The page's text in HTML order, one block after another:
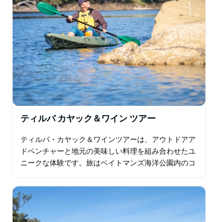
鮮やかな夕日を眺めた後は、湖畔で夕食をお楽しみくだ
さい。地元産のティルバチーズ、クラッカー、フルー
ツ、温かい飲み物が盛り合わせで提供されます。日が暮
れると、水中ライトが湖の夜行性を照らし、冒険は続き
ます。エビ、クラゲ、きらめく魚たちが姿を現します。
頭上には、夜空が満天の星空で彩られます。自然、野生
動物、そして息を呑むような天体ショーが融合したこの
ユニークなツアーは、忘れられない夜を演出します。さ
らに、チケットの売上の一部はサウス コースト ワイル
ドライフ レスキューに寄付され、地元の自然保護活動
ティルバ カヤック＆ワイン ツアー
ティルバ・カヤック＆ワインツアーは、アウトドアア
ドベンチャーと地元の美味しい料理を組み合わせたユ
ニークな体験です。旅はベイトマンズ海洋公園内のコ
で、3…